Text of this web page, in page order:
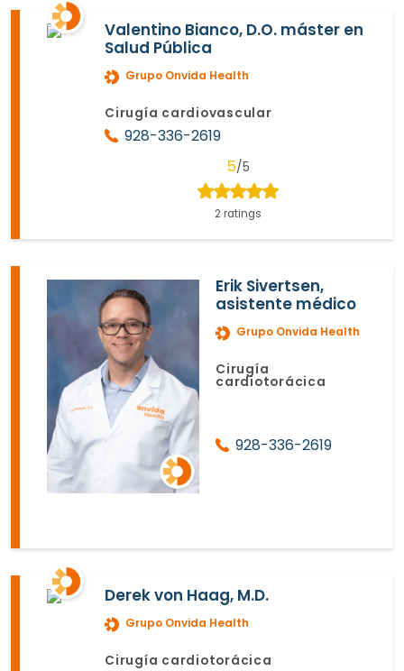
Valentino Bianco, D.O. máster en
Salud Pública
Grupo Onvida Health
Cirugía cardiovascular
928-336-2619
5/5
2 ratings
Erik Sivertsen,
asistente médico
Grupo Onvida Health
Cirugía
cardiotorácica
928-336-2619
Derek von Haag, M.D.
Grupo Onvida Health
Cirugía cardiotorácica